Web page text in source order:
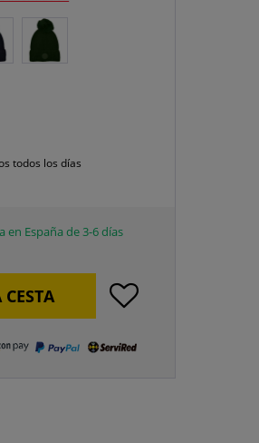
todos los días
España de 3-6 días